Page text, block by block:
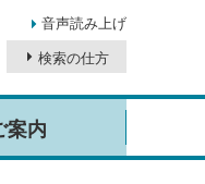
音声読み上げ
検索の仕方
案内